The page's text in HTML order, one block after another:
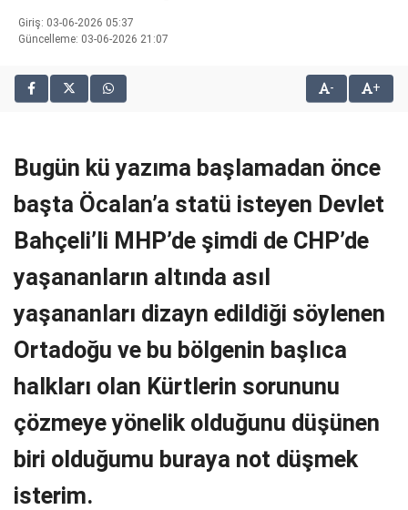
bonusu
veren
2025
deneme
editorbet
Giriş: 03-06-2026 05:37
Güncelleme: 03-06-2026 21:07
- +
Bugün kü yazıma başlamadan önce
başta Öcalan’a statü isteyen Devlet
Bahçeli’li MHP’de şimdi de CHP’de
yaşananların altında asıl
yaşananları dizayn edildiği söylenen
Ortadoğu ve bu bölgenin başlıca
halkları olan Kürtlerin sorununu
çözmeye yönelik olduğunu düşünen
biri olduğumu buraya not düşmek
isterim.